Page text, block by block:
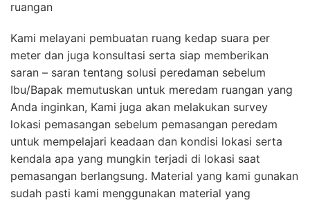
ruangan
Kami melayani pembuatan ruang kedap suara per
meter dan juga konsultasi serta siap memberikan
saran – saran tentang solusi peredaman sebelum
Ibu/Bapak memutuskan untuk meredam ruangan yang
Anda inginkan, Kami juga akan melakukan survey
lokasi pemasangan sebelum pemasangan peredam
untuk mempelajari keadaan dan kondisi lokasi serta
kendala apa yang mungkin terjadi di lokasi saat
pemasangan berlangsung. Material yang kami gunakan
sudah pasti kami menggunakan material yang